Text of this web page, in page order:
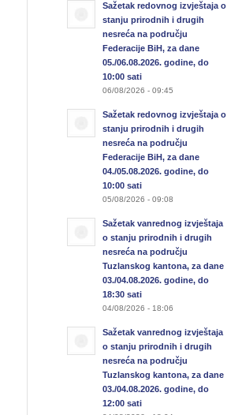
Sažetak redovnog izvještaja o
stanju prirodnih i drugih
nesreća na području
Federacije BiH, za dane
05./06.08.2026. godine, do
10:00 sati
06/08/2026 - 09:45
Sažetak redovnog izvještaja o
stanju prirodnih i drugih
nesreća na području
Federacije BiH, za dane
04./05.08.2026. godine, do
10:00 sati
05/08/2026 - 09:08
Sažetak vanrednog izvještaja
o stanju prirodnih i drugih
nesreća na području
Tuzlanskog kantona, za dane
03./04.08.2026. godine, do
18:30 sati
04/08/2026 - 18:06
Sažetak vanrednog izvještaja
o stanju prirodnih i drugih
nesreća na području
Tuzlanskog kantona, za dane
03./04.08.2026. godine, do
12:00 sati